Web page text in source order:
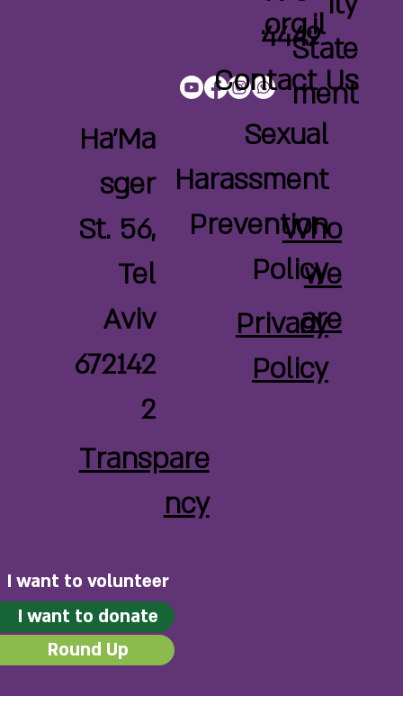
4449
.org.il
Ha'Ma
sger
St. 56,
Tel
Aviv
672142
2
Who
we
are
Transpare
ncy
State
ment
Contact Us
Sexual
Harassment
Prevention
Policy
Privacy
Policy
I want to volunteer
I want to donate
Round Up